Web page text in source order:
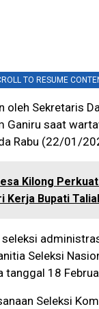
TO RESUME
oleh Sekretaris
Ganiru saat
Rabu (22/01/
Kilong
Kerja Bupati
Seleksi
tanggal 18
Seleksi